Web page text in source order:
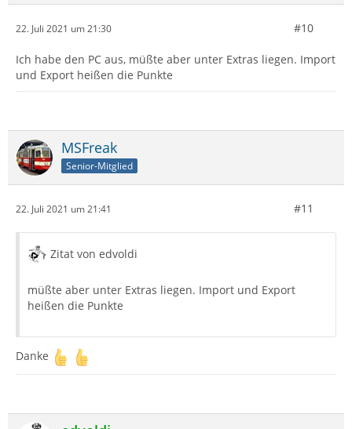
22. Juli 2021 um 21:30 #10
Ich habe den PC aus, müßte aber unter Extras liegen. Import
und Export heißen die Punkte
MSFreak
Senior-Mitglied
22. Juli 2021 um 21:41 #11
Zitat von edvoldi
müßte aber unter Extras liegen. Import und Export
heißen die Punkte
Danke